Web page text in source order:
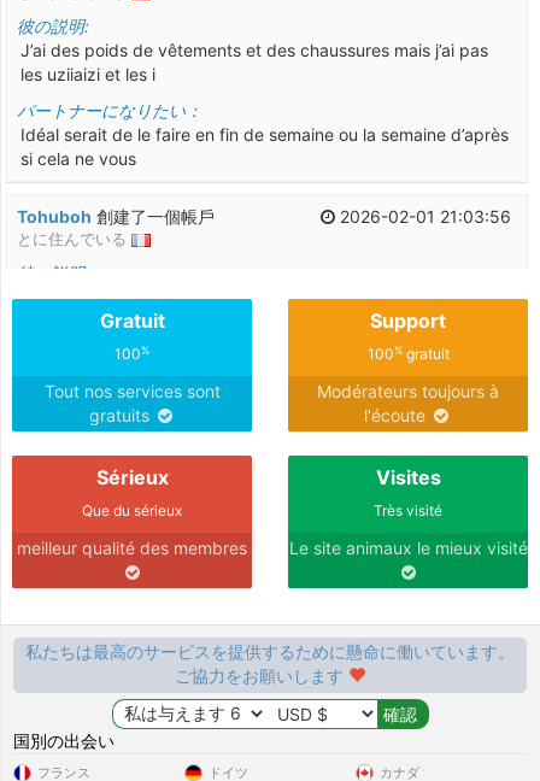
彼の説明:
J’ai des poids de vêtements et des chaussures mais j’ai pas
les uziiaizi et les i
パートナーになりたい：
Idéal serait de le faire en fin de semaine ou la semaine d’après
si cela ne vous
2026-02-01 21:03:56
Tohuboh 創建了一個帳戶
とに住んでいる
彼の説明:
Joueuse, timide, sportive
パートナーになりたい：
Joueur, doux, pas agressif
2026-01-07 12:12:29
Pookie21創建了一個帳戶
Lapine nain ou belier
とに住んでいる
Easy going girl jjtevnvc
パートナーになりたい：
Open minded to life and to be a true friend
Gratuit
100%
Tout nos services sont
gratuits
Support
100%gratuit
Modérateurs toujours à
l'écoute
Sérieux
Que du sérieux
meilleur qualité des membres
Visites
Très visité
Le site animaux le mieux visité
私たちは最高のサービスを提供するために懸命に働いています。
ご協力をお願いします
国別の出会い
フランス ドイツ カナダ